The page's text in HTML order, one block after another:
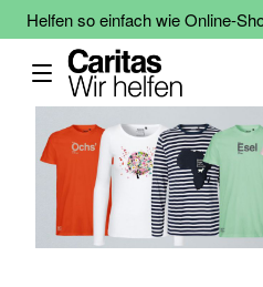
Helfen so einfach wie Online-